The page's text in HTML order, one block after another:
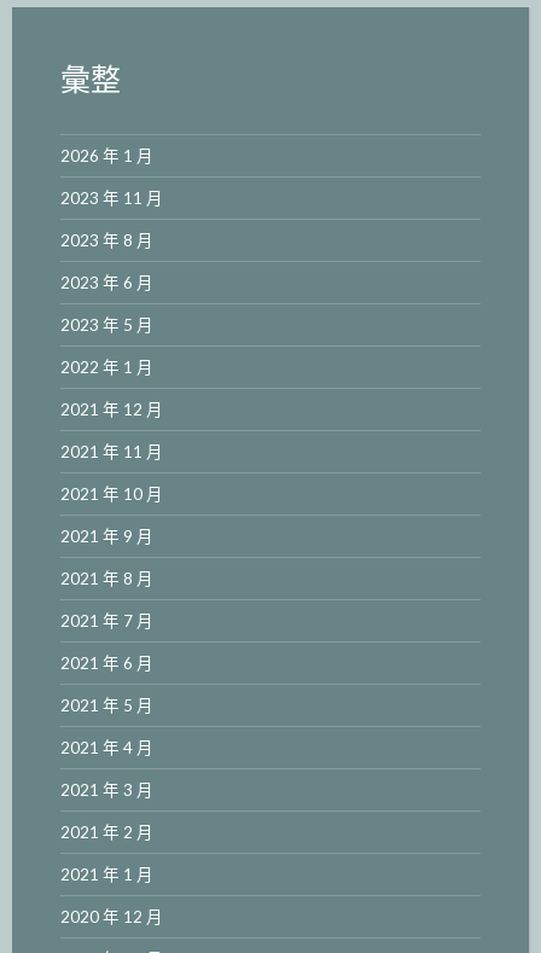
彙整
2026 年 1 月
2023 年 11 月
2023 年 8 月
2023 年 6 月
2023 年 5 月
2022 年 1 月
2021 年 12 月
2021 年 11 月
2021 年 10 月
2021 年 9 月
2021 年 8 月
2021 年 7 月
2021 年 6 月
2021 年 5 月
2021 年 4 月
2021 年 3 月
2021 年 2 月
2021 年 1 月
2020 年 12 月